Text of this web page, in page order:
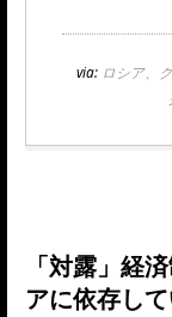
via: ロシア、
「対露」経
アに依存し